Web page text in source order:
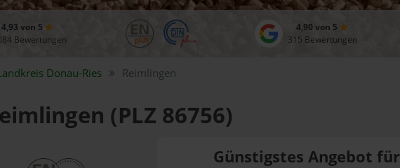
4,93 von 5
Bewertungen
4,90 von 5
315 Bewertungen
Donau-Ries Reimlingen
(PLZ 86756)
Günstigstes Angebot für